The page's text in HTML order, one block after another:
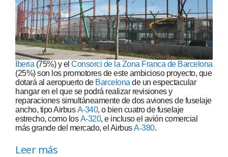
Iberia (75%) y el Consorci de la Zona Franca de Barcelona
(25%) son los promotores de este ambicioso proyecto, que
dotará al aeropuerto de Barcelona de un espectacular
hangar en el que se podrá realizar revisiones y
reparaciones simultáneamente de dos aviones de fuselaje
ancho, tipo AirbusA-340, o bien cuatro de fuselaje
estrecho, como losA-320, e incluso el avión comercial
más grande del mercado, el AirbusA-380.
Leer más